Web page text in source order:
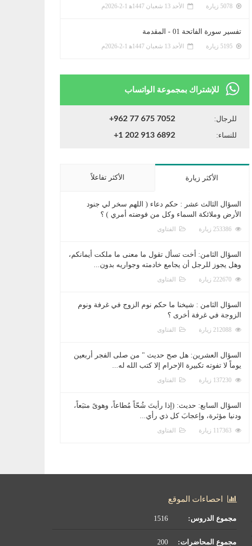
الأحد 13 شعبان 1447ﻫ 1-2-2026م
تفسير سورة الفاتحة 01 - المقدمة
الأحد 13 شعبان 1447ﻫ 1-2-2026م
للإشتراك بمجموعة الواتساب
للرجال: +962 77 675 7052
للنساء: +1 202 913 6892
الأكثر زيارة الأكثر تفاعلاً
السؤال الثالث عشر : حكم دعاء ( اللهم سخر لي جنود
الأرض وملائكة السماء وكل من فوضته أمري ) ؟
الفتاوى
السؤال الثامن: أخت تسأل تقول ما معنى ما ملكت أيمانكم،
وهل يجوز للرجل أن يجامع خادمته وجواريه بدون...
الفتاوى
السؤال الثامن : شيخنا ما حكم نوم الزوج في غرفة ونوم
الزوجة في غرفة أخرى ؟
الفتاوى
السؤال العشرين: هل صح حديث " من صلى الفجر أربعين
يوماً لا تفوته تكبيرة الإحرام إلا كتب الله له...
الفتاوى
السؤال السابع: حديث: (إذا رأيتَ شُحّاً مُطاعاً، وهوىً متبَعاً،
ودنيا مؤثرة، وإعجابَ كل ذي رأي...
الفتاوى
احصاءات الموقع
مجموع الدروس:
مجموع المحاضرات: